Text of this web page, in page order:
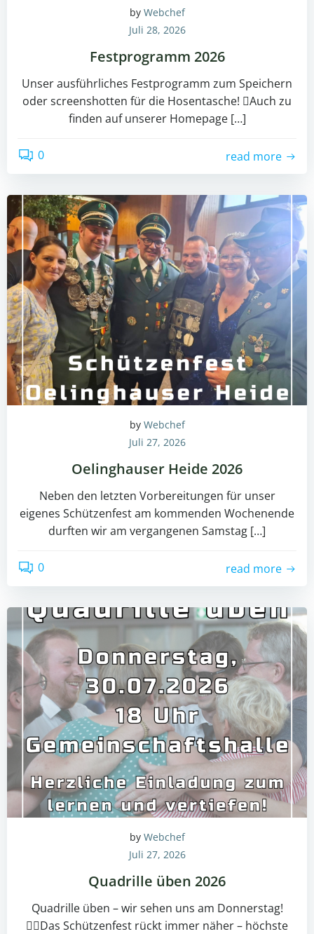
by Webchef
Juli 28, 2026
Festprogramm 2026
Unser ausführliches Festprogramm zum Speichern
oder screenshotten für die Hosentasche! Auch zu
finden auf unserer Homepage […]
0 read more
by Webchef
Juli 27, 2026
Oelinghauser Heide 2026
Neben den letzten Vorbereitungen für unser
eigenes Schützenfest am kommenden Wochenende
durften wir am vergangenen Samstag […]
0 read more
by Webchef
Juli 27, 2026
Quadrille üben 2026
Quadrille üben – wir sehen uns am Donnerstag!
Das Schützenfest rückt immer näher – höchste